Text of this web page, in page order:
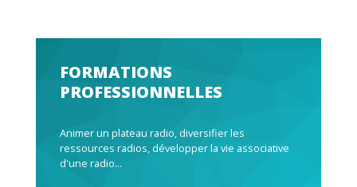
FORMATIONS
PROFESSIONNELLES
Animer un plateau radio, diversifier les
ressources radios, développer la vie associative
d'une radio...